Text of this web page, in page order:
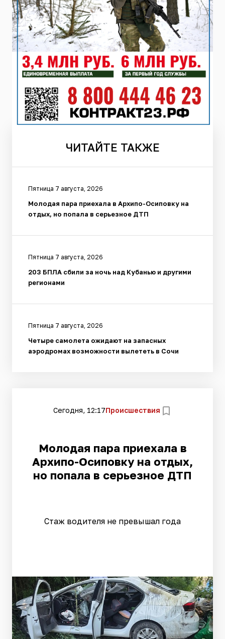
ЧИТАЙТЕ ТАКЖЕ
Пятница 7 августа, 2026
Молодая пара приехала в Архипо-Осиповку на
отдых, но попала в серьезное ДТП
Пятница 7 августа, 2026
203 БПЛА сбили за ночь над Кубанью и другими
регионами
Пятница 7 августа, 2026
Четыре самолета ожидают на запасных
аэродромах возможности вылететь в Сочи
Сегодня, 12:17Происшествия
Молодая пара приехала в
Архипо-Осиповку на отдых,
но попала в серьезное ДТП
Стаж водителя не превышал года